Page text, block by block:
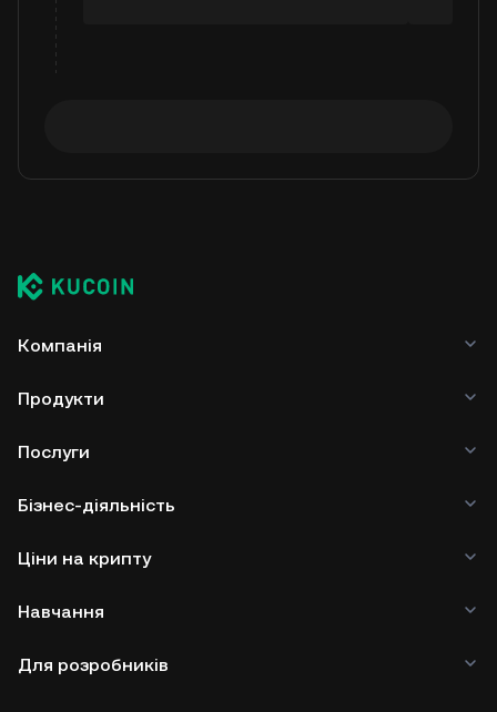
Компанія
Продукти
Послуги
Бізнес-діяльність
Ціни на крипту
Навчання
Для розробників